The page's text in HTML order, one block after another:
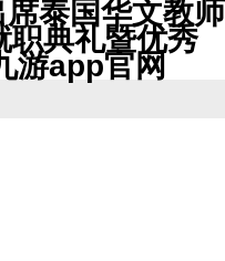
泰国华文教师
职典礼暨优秀
游app官网